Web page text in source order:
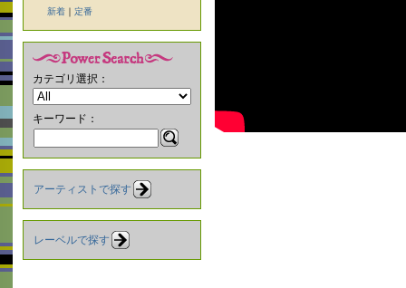
新着 ｜ 定番
カテゴリ選択：
キーワード：
アーティストで探す
レーベルで探す